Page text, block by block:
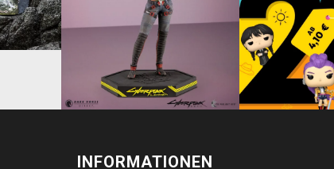
INFORMATIONEN